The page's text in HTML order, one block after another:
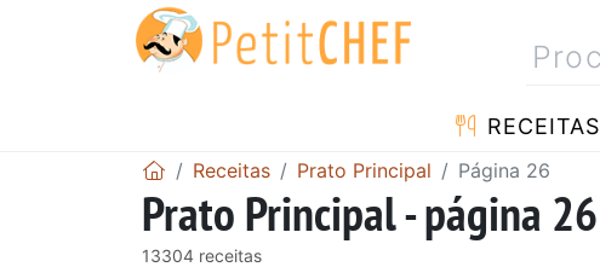
RECEITAS
Receitas Prato Principal Página 26
Prato Principal - página 26
13304 receitas